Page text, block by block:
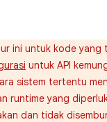
ini untuk kode yang
untuk API
sistem tertentu
runtime yang
dan tidak